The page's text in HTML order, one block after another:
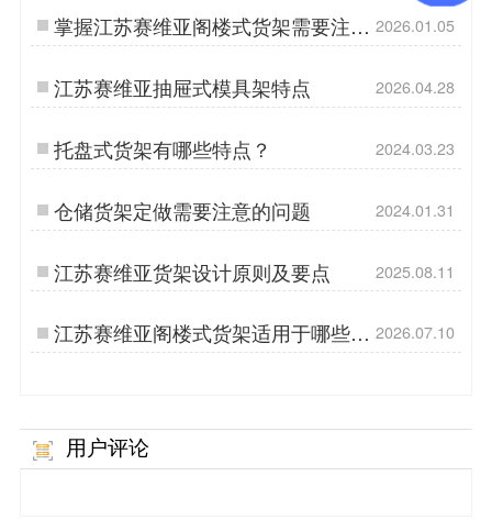
掌握江苏赛维亚阁楼式货架需要注意
的5个要点
2026.01.05
江苏赛维亚抽屉式模具架特点 2026.04.28
托盘式货架有哪些特点？ 2024.03.23
仓储货架定做需要注意的问题 2024.01.31
江苏赛维亚货架设计原则及要点 2025.08.11
江苏赛维亚阁楼式货架适用于哪些行
业存什么货物？
2026.07.10
用户评论